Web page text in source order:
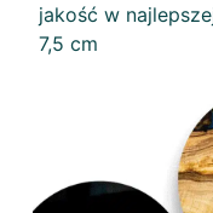
jakość w
7,5 cm